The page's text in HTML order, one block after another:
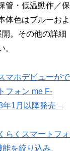
管・低温動作／保
体色はブルーおよ
。その他の詳細
。
マホデビューがで
フォン me F-
年1月以降発売 –
らくスマートフォ
を絞り込み、